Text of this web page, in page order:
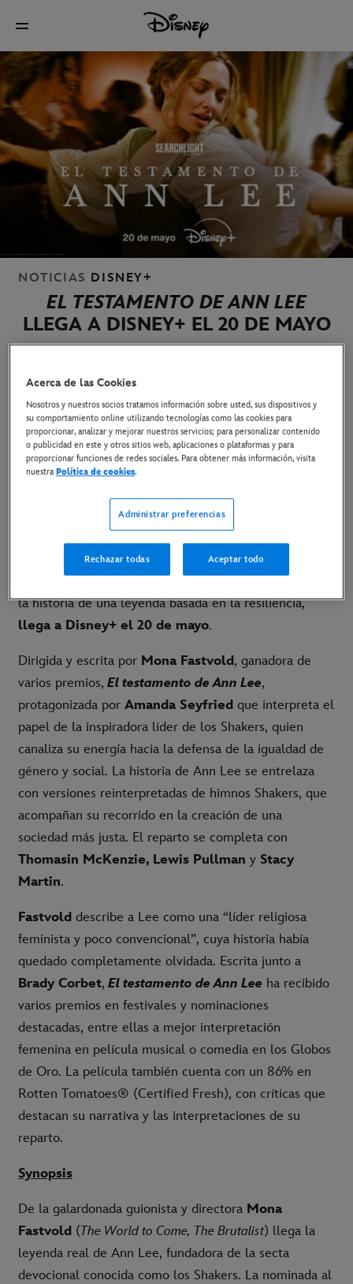
NOTICIAS DISNEY+
EL TESTAMENTO DE ANN LEE
LLEGA A DISNEY+ EL 20 DE MAYO
Copiar Artículo
[LINK AL PÓSTER]
Madrid, 14 de mayo de 2026. –El Testamento de
Ann Lee, la película de Searchlight Pictures, que narra
la historia de una leyenda basada en la resiliencia,
llega a Disney+ el 20 de mayo.
Dirigida y escrita por Mona Fastvold, ganadora de
varios premios, El testamento de Ann Lee,
protagonizada por Amanda Seyfried que interpreta el
papel de la inspiradora líder de los Shakers, quien
canaliza su energía hacia la defensa de la igualdad de
género y social. La historia de Ann Lee se entrelaza
con versiones reinterpretadas de himnos Shakers, que
acompañan su recorrido en la creación de una
sociedad más justa. El reparto se completa con
Thomasin McKenzie, Lewis Pullman y Stacy
Martin.
Fastvold describe a Lee como una “líder religiosa
feminista y poco convencional”, cuya historia había
quedado completamente olvidada. Escrita junto a
Brady Corbet, El testamento de Ann Lee ha recibido
varios premios en festivales y nominaciones
destacadas, entre ellas a mejor interpretación
femenina en película musical o comedia en los Globos
de Oro. La película también cuenta con un 86% en
Rotten Tomatoes® (Certified Fresh), con críticas que
destacan su narrativa y las interpretaciones de su
reparto.
Synopsis
De la galardonada guionista y directora Mona
Fastvold (The World to Come, The Brutalist) llega la
leyenda real de Ann Lee, fundadora de la secta
devocional conocida como los Shakers. La nominada al
Acerca de las Cookies
Nosotros y nuestros socios tratamos información sobre usted, sus dispositivos y
su comportamiento online utilizando tecnologías como las cookies para
proporcionar, analizar y mejorar nuestros servicios; para personalizar contenido
o publicidad en este y otros sitios web, aplicaciones o plataformas y para
proporcionar funciones de redes sociales. Para obtener más información, visita
nuestraPolítica de cookies.
Administrar preferencias
Rechazar todas Aceptar todo